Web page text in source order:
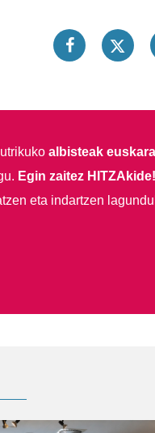
albisteak
Egin zaitez HITZAkide!
eta indartzen